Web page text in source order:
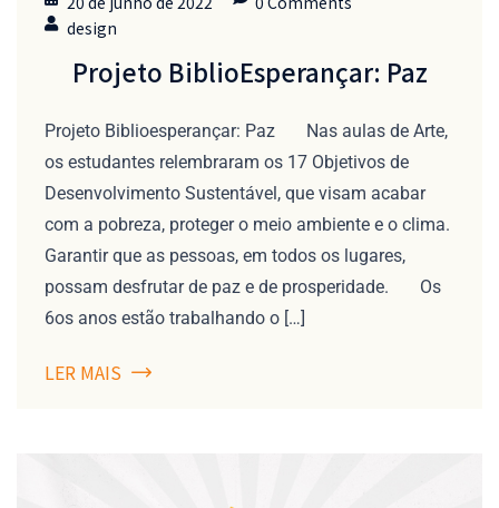
design
Projeto BiblioEsperançar: Paz
Projeto Biblioesperançar: Paz Nas aulas de Arte,
os estudantes relembraram os 17 Objetivos de
Desenvolvimento Sustentável, que visam acabar
com a pobreza, proteger o meio ambiente e o clima.
Garantir que as pessoas, em todos os lugares,
possam desfrutar de paz e de prosperidade. Os
6os anos estão trabalhando o […]
LER MAIS